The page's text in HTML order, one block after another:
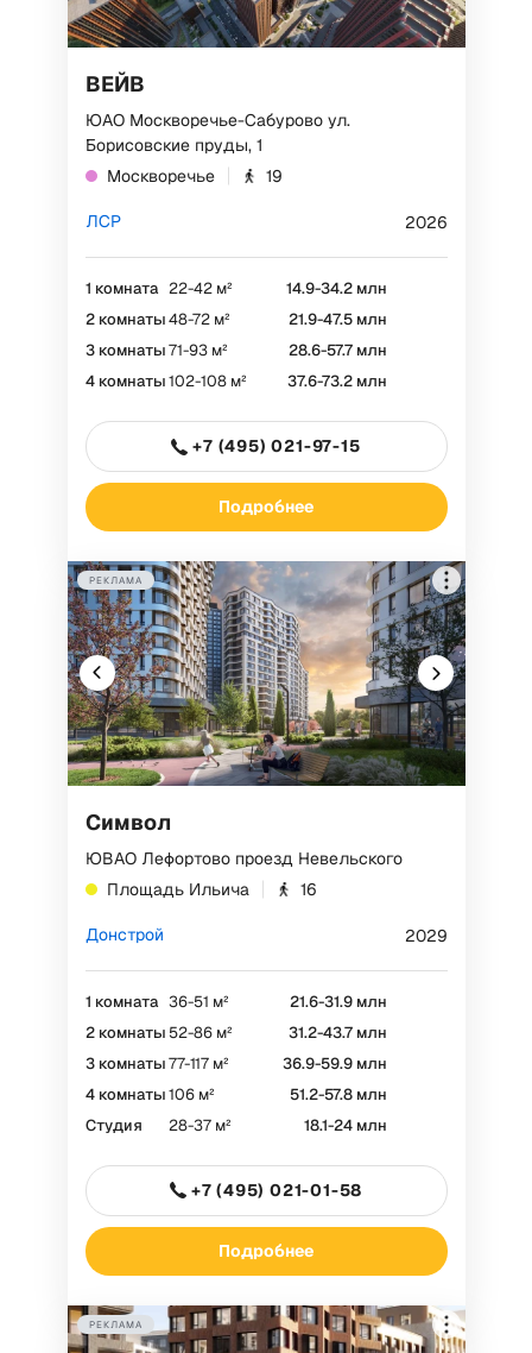
ВЕЙВ
ЮАО Москворечье-Сабурово ул.
Борисовские пруды, 1
Москворечье
19
ЛСР 2026
1 комната 22-42 м²
14.9-34.2 млн
2 комнаты48-72 м²
21.9-47.5 млн
3 комнаты71-93 м²
28.6-57.7 млн
4 комнаты102-108 м² 37.6-73.2 млн
+7 (495) 021-97-15
Подробнее
РЕКЛАМА
ООО "ДС СТРОЙ", ИНН 7729762641
Токен: F7NfYUJCUneVcwkBs855
РЕКЛАМА
Символ
ЮВАО Лефортово проезд Невельского
Площадь Ильича
16
Донстрой 2029
1 комната 36-51 м²
21.6-31.9 млн
2 комнаты 52-86 м²
31.2-43.7 млн
3 комнаты77-117 м²
36.9-59.9 млн
4 комнаты106 м²
51.2-57.8 млн
Студия
28-37 м² 18.1-24 млн
+7 (495) 021-01-58
Подробнее
РЕКЛАМА
ООО «А101», ИНН 7704810149
Токен: F7NfYUJCUneVcxRVzjQq
РЕКЛАМА